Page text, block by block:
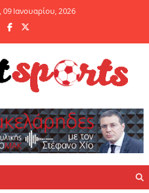
Ιανουαρίου, 2026